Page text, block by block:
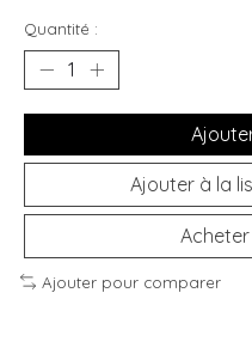
Quantité :
Ajouter à la
Ajouter pour comparer